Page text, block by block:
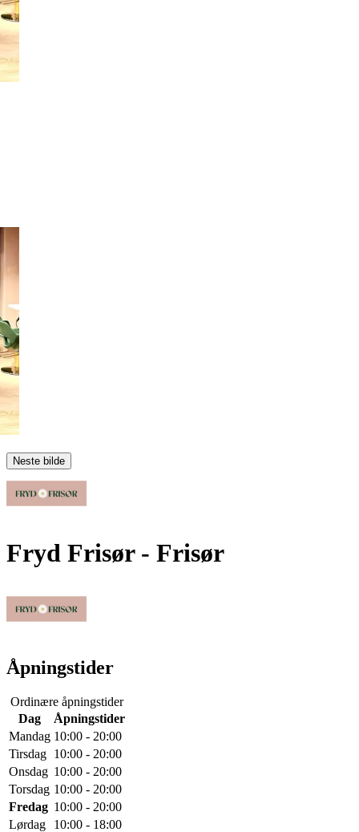
Neste bilde
Fryd Frisør - Frisør
Åpningstider
Ordinære åpningstider
Dag
Åpningstider
Mandag 10:00 - 20:00
Tirsdag 10:00 - 20:00
Onsdag 10:00 - 20:00
Torsdag 10:00 - 20:00
Fredag 10:00 - 20:00
Lørdag
10:00 - 18:00